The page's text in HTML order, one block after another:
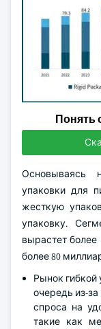
Понять
Основываясь
упаковки для
жесткую
упаковку.
вырастет более
более 80
Рынок гибкой
очередь из-
спроса на
такие как